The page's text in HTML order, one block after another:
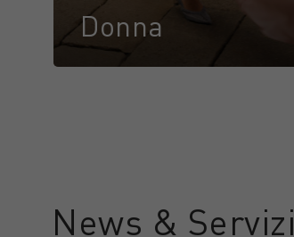
Donna
News & Servizi